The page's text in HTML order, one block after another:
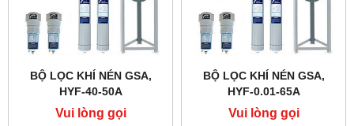
BỘ LỌC KHÍ NÉN GSA,
HYF-40-50A
Vui lòng gọi
BỘ LỌC KHÍ NÉN GSA,
HYF-0.01-65A
Vui lòng gọi